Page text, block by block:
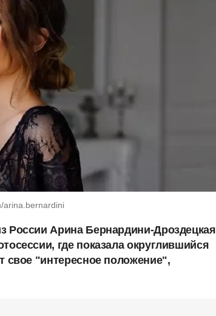
arina.bernardini
России Арина Бернардини-Дроздецкая
где показала округлившийся
свое "интересное положение",